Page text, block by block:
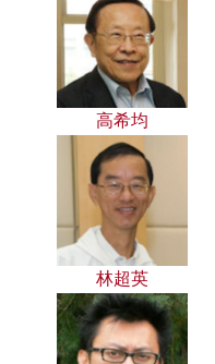
高希均
林超英